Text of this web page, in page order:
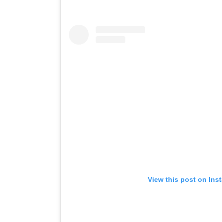
View this post on